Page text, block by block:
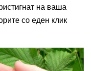
на ваша
со еден клик